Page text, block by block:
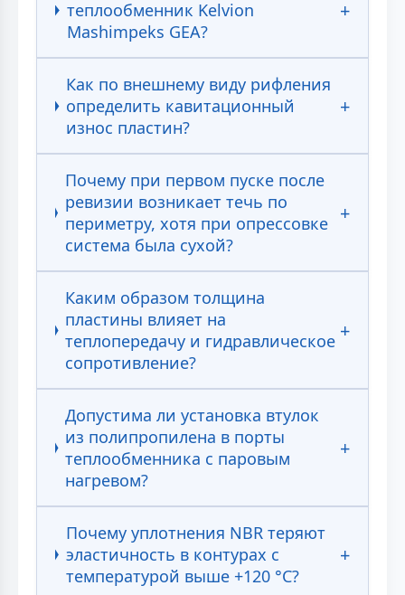
теплообменник Kelvion
Mashimpeks GEA?
Как по внешнему виду рифления
определить кавитационный
износ пластин?
Почему при первом пуске после
ревизии возникает течь по
периметру, хотя при опрессовке
система была сухой?
Каким образом толщина
пластины влияет на
теплопередачу и гидравлическое
сопротивление?
Допустима ли установка втулок
из полипропилена в порты
теплообменника с паровым
нагревом?
Почему уплотнения NBR теряют
эластичность в контурах с
температурой выше +120 °С?